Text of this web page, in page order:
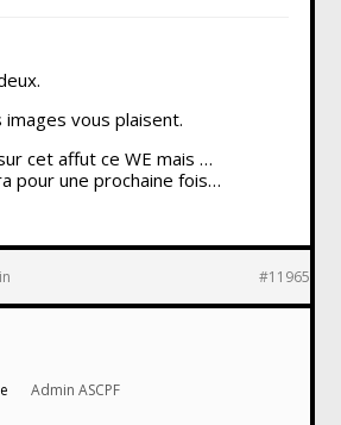
vous plaisent.
cet affut ce WE mais …
pour une prochaine fois…
#11965
Admin ASCPF